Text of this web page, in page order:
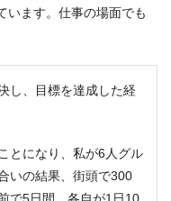
います。仕事の場面でも
し、目標を達成した経
とになり、私が6人グル
いの結果、街頭で300